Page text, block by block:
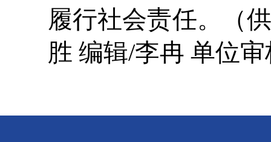
履行社会责任。（
胜 编辑/李冉 单位